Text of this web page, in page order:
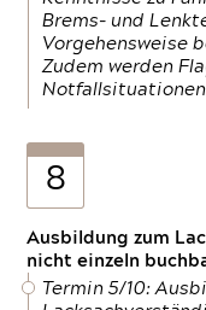
Brems- und
Vorgehensweise
Zudem werden
8
Ausbildung zum
nicht einzeln
Termin 5/10: